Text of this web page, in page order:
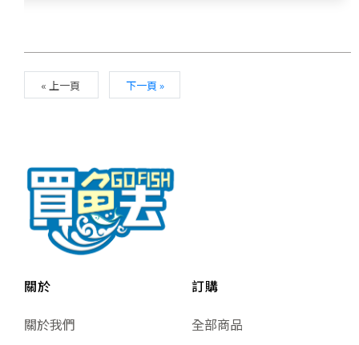
« 上一頁 下一頁 »
關於
關於我們
訂購
全部商品